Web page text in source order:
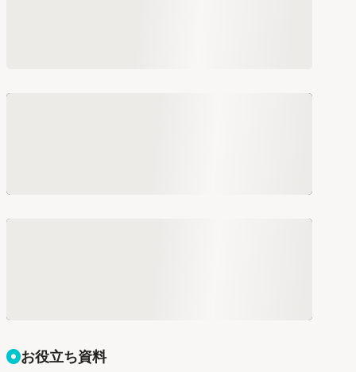
お役立ち資料